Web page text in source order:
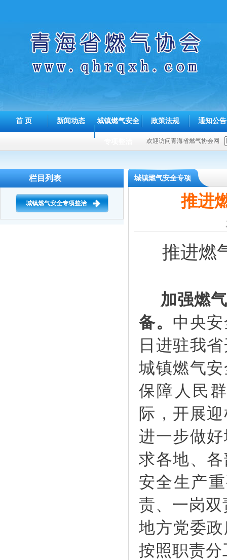
首 页 新闻动态 城镇燃气安全 政策法规 通知公告
欢迎访问青海省燃气协会网
栏目列表
城镇燃气安全专项整治
城镇燃气安全专项
推进
推进燃
加强燃
备。 中央
日进驻我
城镇燃气
保障人民
际，开展
进一步做
求各地、
安全生产
责、一岗双
地方党委
按照职责